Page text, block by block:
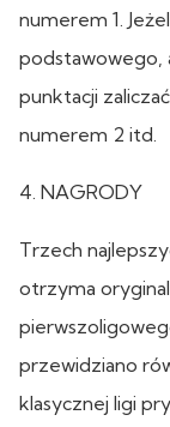
numerem 1.
podstawowego,
punktacji
numerem 2 itd.
4. NAGRODY
Trzech
otrzyma
przewidziano
klasycznej ligi